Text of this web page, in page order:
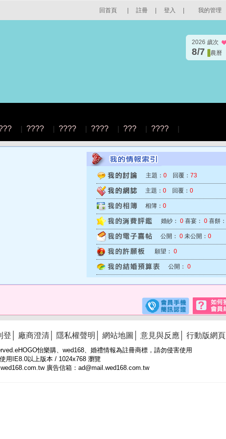
回首頁 註冊 登入 我的管理
2026 歲次
8/7 農曆
| ???? | ???? | ???? | ??? | ???? |
主題： 0 回覆： 73
主題： 0 回覆： 0
相簿： 0
婚紗： 0 喜宴： 0 喜餅：
公開： 0 未公開： 0
願望： 0
公開： 0
登 廠商澄清 隱私權聲明 網站地圖 意見與反應 行動版網頁
怡樂購、wed168、婚禮情報為註冊商標，請勿侵害使用
用IE8.0以上版本 / 1024x768 瀏覽
廣告信箱：ad@mail.wed168.com.tw